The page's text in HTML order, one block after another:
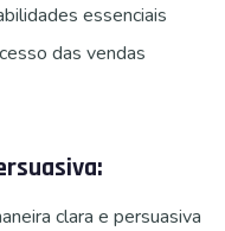
essenciais
das vendas
clara e persuasiva